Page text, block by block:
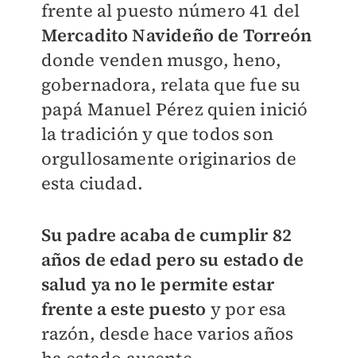
frente al puesto número 41 del
Mercadito Navideño de Torreón
donde venden musgo, heno,
gobernadora, relata que fue su
papá Manuel Pérez quien inició
la tradición y que todos son
orgullosamente originarios de
esta ciudad.
Su padre acaba de cumplir 82
años de edad pero su estado de
salud ya no le permite estar
frente a este puesto y por esa
razón, desde hace varios años